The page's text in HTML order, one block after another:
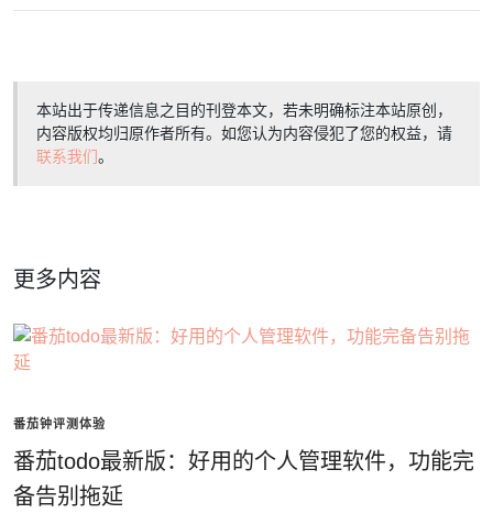
本站出于传递信息之目的刊登本文，若未明确标注本站原创，
内容版权均归原作者所有。如您认为内容侵犯了您的权益，请
联系我们。
更多内容
番茄钟评测体验
番茄todo最新版：好用的个人管理软件，功能完
备告别拖延